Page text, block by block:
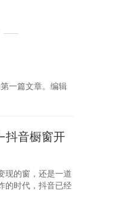
一篇文章。编辑
抖音橱窗开
现的窗，还是一道
的时代，抖音已经